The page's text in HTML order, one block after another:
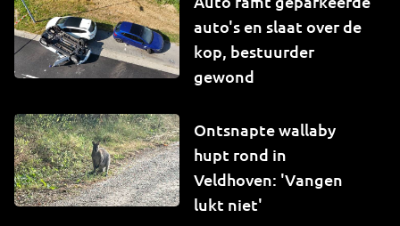
auto's en slaat over de
kop, bestuurder
gewond
Ontsnapte wallaby
hupt rond in
Veldhoven: 'Vangen
lukt niet'